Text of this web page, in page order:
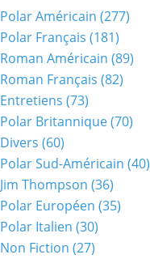
Polar Américain (277)
Polar Français (181)
Roman Américain (89)
Roman Français (82)
Entretiens (73)
Polar Britannique(70)
Divers (60)
Polar Sud-Américain (40)
Jim Thompson (36)
Polar Européen (35)
Polar Italien (30)
Non Fiction (27)